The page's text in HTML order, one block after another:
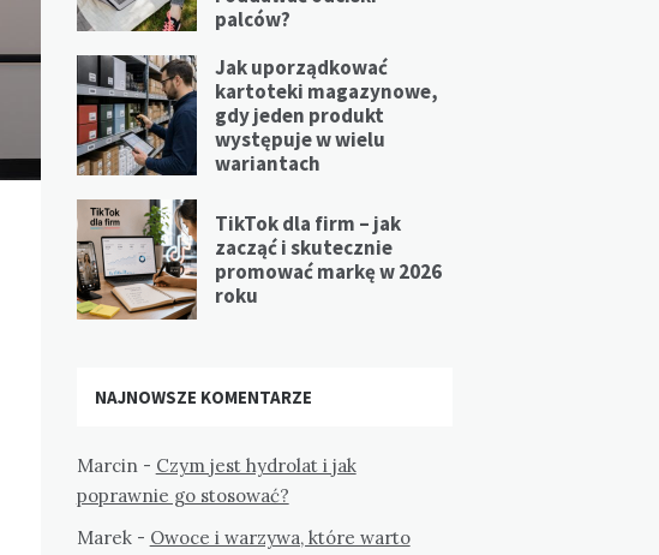
palców?
Jak uporządkować
kartoteki magazynowe,
gdy jeden produkt
występuje w wielu
wariantach
TikTok dla firm – jak
zacząć i skutecznie
promować markę w 2026
roku
NAJNOWSZE KOMENTARZE
Marcin- Czym jest hydrolat i jak
poprawnie go stosować?
Marek- Owoce i warzywa, które warto